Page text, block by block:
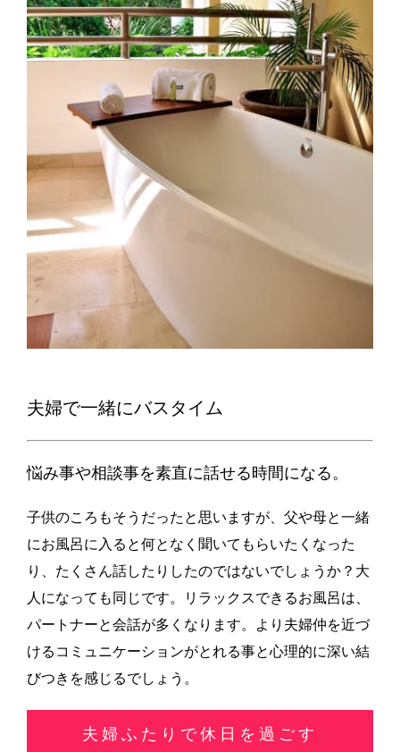
夫婦で一緒にバスタイム
悩み事や相談事を素直に話せる時間になる。
子供のころもそうだったと思いますが、父や母と一緒
にお風呂に入ると何となく聞いてもらいたくなった
り、たくさん話したりしたのではないでしょうか？大
人になっても同じです。リラックスできるお風呂は、
パートナーと会話が多くなります。より夫婦仲を近づ
けるコミュニケーションがとれる事と心理的に深い結
びつきを感じるでしょう。
夫婦ふたりで休日を過ごす